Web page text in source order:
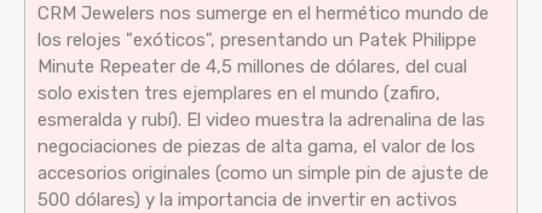
CRM Jewelers nos sumerge en el hermético mundo de
los relojes "exóticos", presentando un Patek Philippe
Minute Repeater de 4,5 millones de dólares, del cual
solo existen tres ejemplares en el mundo (zafiro,
esmeralda y rubí). El video muestra la adrenalina de las
negociaciones de piezas de alta gama, el valor de los
accesorios originales (como un simple pin de ajuste de
500 dólares) y la importancia de invertir en activos